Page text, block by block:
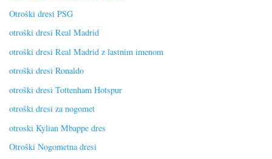
Otroški dresi PSG
otroški dresi Real Madrid
otroški dresi Real Madrid z lastnim imenom
otroški dresi Ronaldo
otroški dresi Tottenham Hotspur
otroški dresi za nogomet
otroski Kylian Mbappe dres
Otroški Nogometna dresi